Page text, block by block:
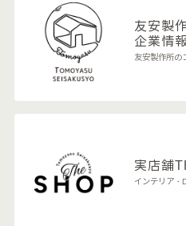
友安製
企業情
友安製作所の
実店舗
インテリア・